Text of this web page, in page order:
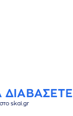
ΔΙΑΒΑΣΕΤΕ
στο skai.gr